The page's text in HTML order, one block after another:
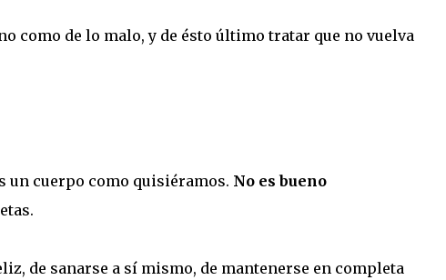
como de lo malo, y de ésto último tratar que no vuelva
un cuerpo como quisiéramos. No es bueno
de sanarse a sí mismo, de mantenerse en completa